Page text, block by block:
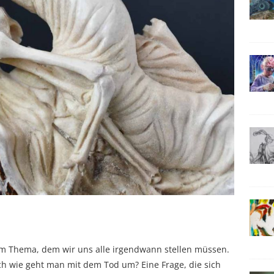
Thema, dem wir uns alle irgendwann stellen müssen.
wie geht man mit dem Tod um? Eine Frage, die sich